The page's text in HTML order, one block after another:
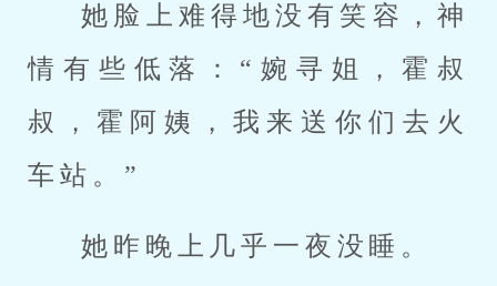
她脸上难得地没有笑容，神
情有些低落：“婉寻姐，霍叔
叔，霍阿姨，我来送你们去火
车站。”
她昨晚上几乎一夜没睡。